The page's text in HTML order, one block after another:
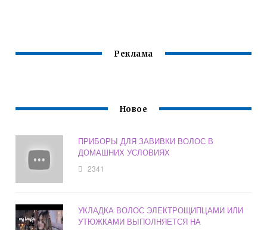
Реклама
Новое
ПРИБОРЫ ДЛЯ ЗАВИВКИ ВОЛОС В
ДОМАШНИХ УСЛОВИЯХ
2341
УКЛАДКА ВОЛОС ЭЛЕКТРОЩИПЦАМИ ИЛИ
УТЮЖКАМИ ВЫПОЛНЯЕТСЯ НА